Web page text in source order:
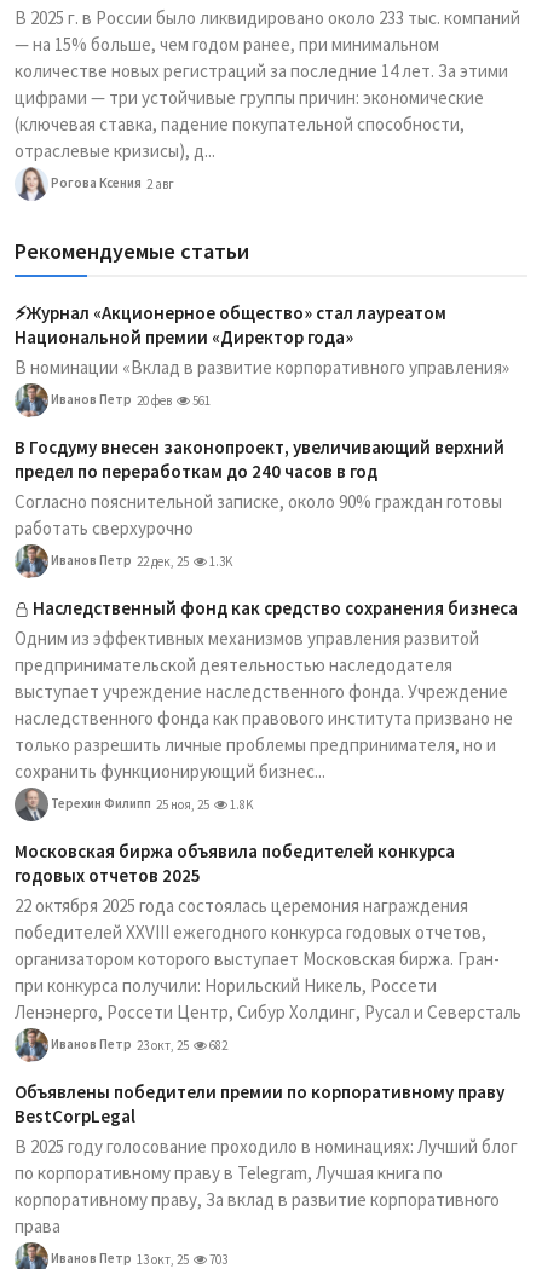
В 2025 г. в России было ликвидировано около 233 тыс. компаний
— на 15% больше, чем годом ранее, при минимальном
количестве новых регистраций за последние 14 лет. За этими
цифрами — три устойчивые группы причин: экономические
(ключевая ставка, падение покупательной способности,
отраслевые кризисы), д...
Рогова Ксения 2 авг
Рекомендуемые статьи
⚡️Журнал «Акционерное общество» стал лауреатом
Национальной премии «Директор года»
В номинации «Вклад в развитие корпоративного управления»
Иванов Петр 20 фев 561
В Госдуму внесен законопроект, увеличивающий верхний
предел по переработкам до 240 часов в год
Согласно пояснительной записке, около 90% граждан готовы
работать сверхурочно
Иванов Петр 22 дек, 25 1.3K
Наследственный фонд как средство сохранения бизнеса
Одним из эффективных механизмов управления развитой
предпринимательской деятельностью наследодателя
выступает учреждение наследственного фонда. Учреждение
наследственного фонда как правового института призвано не
только разрешить личные проблемы предпринимателя, но и
сохранить функционирующий бизнес...
Терехин Филипп 25 ноя, 25 1.8K
Московская биржа объявила победителей конкурса
годовых отчетов 2025
22 октября 2025 года состоялась церемония награждения
победителей XXVIII ежегодного конкурса годовых отчетов,
организатором которого выступает Московская биржа. Гран-
при конкурса получили: Норильский Никель, Россети
Ленэнерго, Россети Центр, Сибур Холдинг, Русал и Северсталь
Иванов Петр 23 окт, 25 682
Объявлены победители премии по корпоративному праву
BestCorpLegal
В 2025 году голосование проходило в номинациях: Лучший блог
по корпоративному праву в Telegram, Лучшая книга по
корпоративному праву, За вклад в развитие корпоративного
права
Иванов Петр 13 окт, 25 703